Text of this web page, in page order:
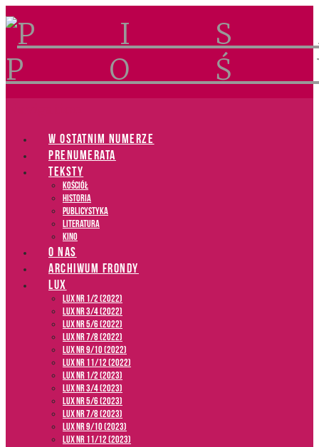
W OSTATNIM NUMERZE
PRENUMERATA
TEKSTY
Kościół
Historia
Publicystyka
Literatura
Kino
O NAS
ARCHIWUM FRONDY
LUX
LUX NR 1/2 (2022)
LUX NR 3/4 (2022)
LUX NR 5/6 (2022)
LUX NR 7/8 (2022)
LUX nr 9/10 (2022)
LUX NR 11/12 (2022)
LUX NR 1/2 (2023)
LUX NR 3/4 (2023)
LUX NR 5/6 (2023)
LUX NR 7/8 (2023)
LUX NR 9/10 (2023)
LUX NR 11/12 (2023)